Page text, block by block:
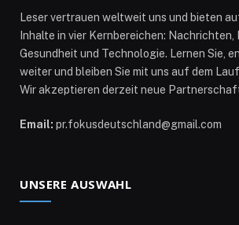
Leser vertrauen weltweit uns und bieten
Inhalte in vier Kernbereichen: Nachrichten,
Gesundheit und Technologie. Lernen Sie,
weiter und bleiben Sie mit uns auf dem
Wir akzeptieren derzeit neue
Email: pr.fokusdeutschland@gmail.com
UNSERE AUSWAHL